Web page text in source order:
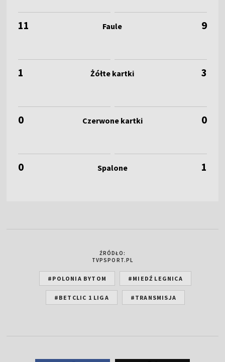
11
1
0
0
9
3
0
1
ŹRÓDŁO:
TVPSPORT.PL
#POLONIA BYTOM #MIEDŹ LEGNICA
#BETCLIC 1 LIGA #TRANSMISJA